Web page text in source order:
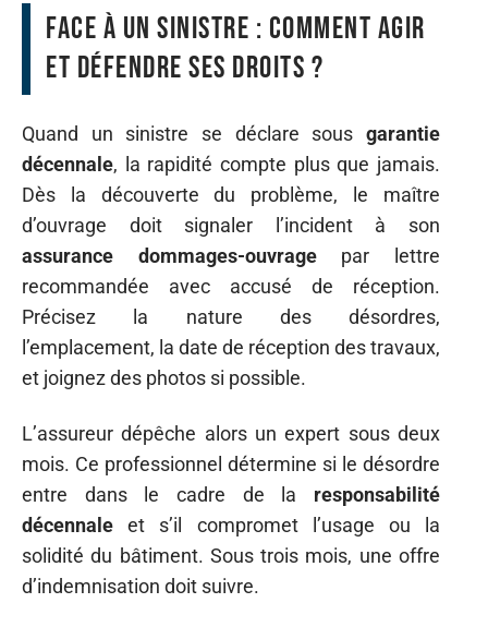
Face à un sinistre : comment agir
et défendre ses droits ?
Quand un sinistre se déclare sous garantie
décennale, la rapidité compte plus que jamais.
Dès la découverte du problème, le maître
d’ouvrage doit signaler l’incident à son
assurance dommages-ouvragepar lettre
recommandée avec accusé de réception.
Précisez la nature des désordres,
l’emplacement, la date de réception des travaux,
et joignez des photos si possible.
L’assureur dépêche alors un expert sous deux
mois. Ce professionnel détermine si le désordre
entre dans le cadre de la responsabilité
décennale et s’il compromet l’usage ou la
solidité du bâtiment. Sous trois mois, une offre
d’indemnisation doit suivre.